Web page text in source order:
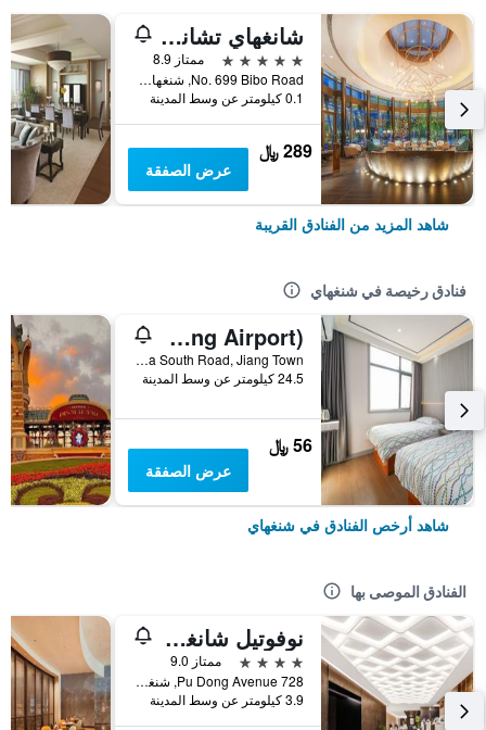
شانغهاي تشانغ جيانغ باركيارد هوتل
5 نجوم
ممتاز 8.9
No. 699 Bibo Road, شنغهاي, الصين
0.1 كيلومتر عن وسط المدينة
289 ﷼
عرض الصفقة
شاهد المزيد من الفنادق القريبة
فنادق رخيصة في شنغهاي
Pod Inn (Shanghai Pudong Airport)
No. 10 Shuizha South Road, Jiang Town, شنغهاي, الصين
24.5 كيلومتر عن وسط المدينة
56 ﷼
عرض الصفقة
شاهد أرخص الفنادق في شنغهاي
الفنادق الموصى بها
نوفوتيل شانغهاي أتلانتس
4 نجوم
ممتاز 9.0
728 Pu Dong Avenue, شنغهاي, الصين
3.9 كيلومتر عن وسط المدينة